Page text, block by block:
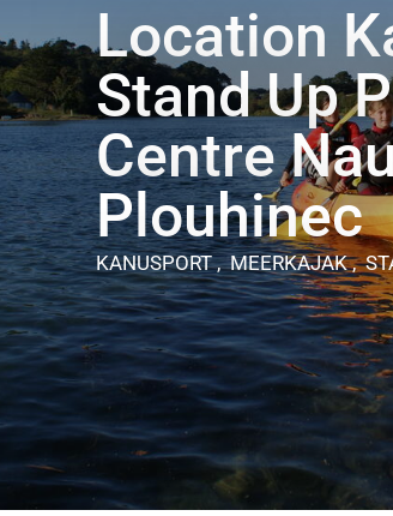
Location
Stand Up
Centre
Plouhinec
KANUSPORT , MEERKAJAK ,